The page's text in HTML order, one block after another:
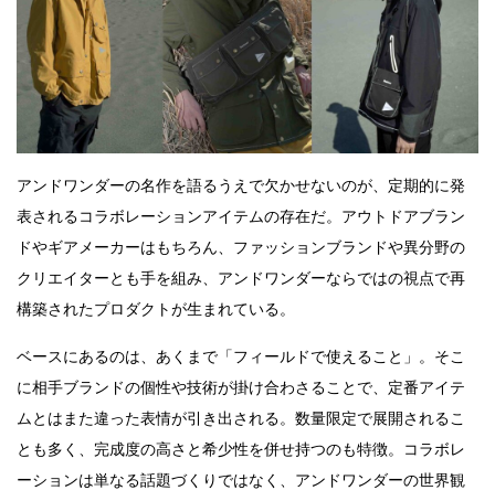
アンドワンダーの名作を語るうえで欠かせないのが、定期的に発
表されるコラボレーションアイテムの存在だ。アウトドアブラン
ドやギアメーカーはもちろん、ファッションブランドや異分野の
クリエイターとも手を組み、アンドワンダーならではの視点で再
構築されたプロダクトが生まれている。
ベースにあるのは、あくまで「フィールドで使えること」。そこ
に相手ブランドの個性や技術が掛け合わさることで、定番アイテ
ムとはまた違った表情が引き出される。数量限定で展開されるこ
とも多く、完成度の高さと希少性を併せ持つのも特徴。コラボレ
ーションは単なる話題づくりではなく、アンドワンダーの世界観